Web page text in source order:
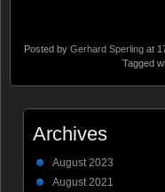
Posted by Gerhard Sperling at
Tagged
Archives
August 2023
August 2021